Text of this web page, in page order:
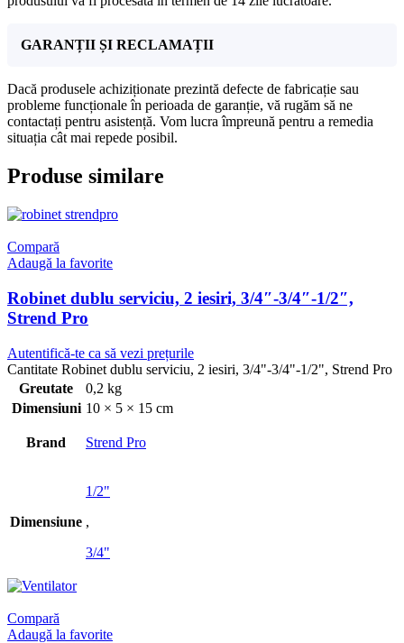
GARANȚII ȘI RECLAMAȚII
Dacă produsele achiziționate prezintă defecte de fabricație sau
probleme funcționale în perioada de garanție, vă rugăm să ne
contactați pentru asistență. Vom lucra împreună pentru a remedia
situația cât mai repede posibil.
Produse similare
Compară
Adaugă la favorite
Robinet dublu serviciu, 2 iesiri, 3/4″-3/4″-1/2″,
Strend Pro
Autentifică-te ca să vezi prețurile
Cantitate Robinet dublu serviciu, 2 iesiri, 3/4"-3/4"-1/2", Strend Pro
Greutate
0,2 kg
Dimensiuni 10 × 5 × 15 cm
Brand Strend Pro
Dimensiune
1/2"
,
3/4"
Compară
Adaugă la favorite